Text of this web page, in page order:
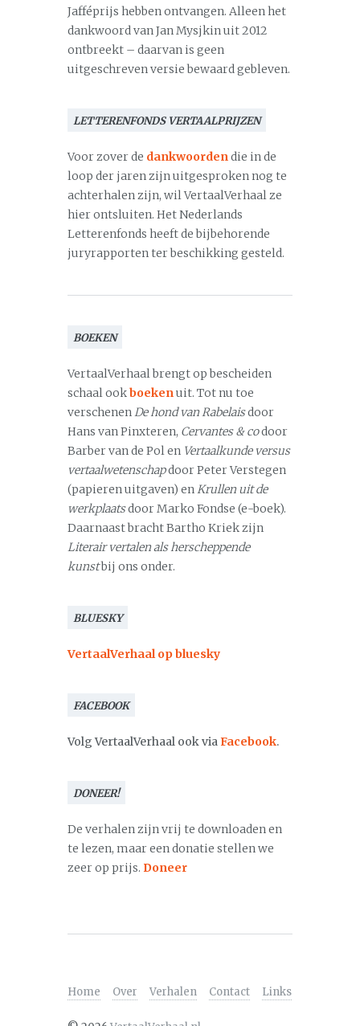
Jafféprijs hebben ontvangen. Alleen het
dankwoord van Jan Mysjkin uit 2012
ontbreekt – daarvan is geen
uitgeschreven versie bewaard gebleven.
LETTERENFONDS VERTAALPRIJZEN
Voor zover de dankwoordendie in de
loop der jaren zijn uitgesproken nog te
achterhalen zijn, wil VertaalVerhaal ze
hier ontsluiten. Het Nederlands
Letterenfonds heeft de bijbehorende
juryrapporten ter beschikking gesteld.
BOEKEN
VertaalVerhaal brengt op bescheiden
schaal ookboekenuit. Tot nu toe
verschenenDe hond van Rabelaisdoor
Hans van Pinxteren, Cervantes & codoor
Barber van de Pol en Vertaalkunde versus
vertaalwetenschapdoor Peter Verstegen
(papieren uitgaven) enKrullen uit de
werkplaatsdoor Marko Fondse (e-boek).
Daarnaast bracht Bartho Kriek zijn
Literair vertalen als herscheppende
kunstbij ons onder.
BLUESKY
VertaalVerhaal op bluesky
FACEBOOK
Volg VertaalVerhaal ook viaFacebook.
DONEER!
De verhalen zijn vrij te downloaden en
te lezen, maar een donatie stellen we
zeer op prijs. Doneer
Home Over Verhalen Contact Links